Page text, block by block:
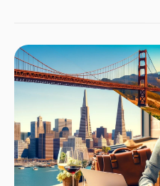
구글 I/O 무대에 등장했다는 점, '인류
에이전트를 공개했다는&nbsp;점에서
&nbsp;것이란 관측도 나옵니다. 특히
논란, 사내 안전팀 해체 등으로 오픈AI
흔들리면서 하사비스가 더욱 부각되
테드에서 "세상에 존재하는 모든 지
우리가 문명이라 일컫는 것들은 그 중
나무 전체를 탐험할 수 있는 도구가 될
했습니다.&nbsp;AI 시대의 개막을 알
AI는 결국 사람이 자연과 우주에 더 가